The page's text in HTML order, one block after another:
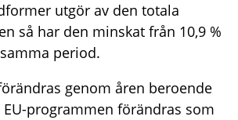
utgör av den totala
så har den minskat från 10,9 %
period.
genom åren beroende
programmen förändras som